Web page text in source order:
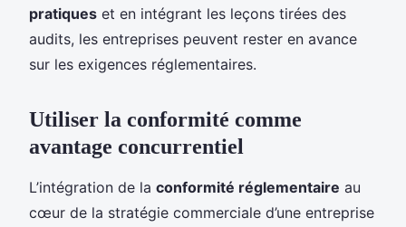
pratiques et en intégrant les leçons tirées des
audits, les entreprises peuvent rester en avance
sur les exigences réglementaires.
Utiliser la conformité comme
avantage concurrentiel
L’intégration de la conformité réglementaire au
cœur de la stratégie commerciale d’une entreprise